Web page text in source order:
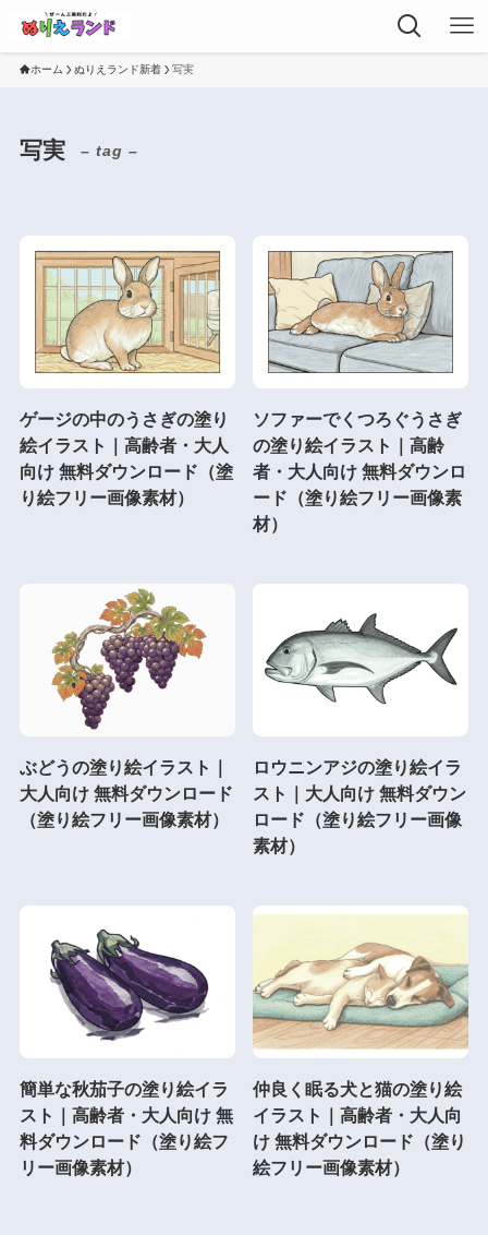
ホーム ぬりえランド新着 写実
写実 – tag –
ゲージの中のうさぎの塗り
絵イラスト｜高齢者・大人
向け 無料ダウンロード（塗
り絵フリー画像素材）
ソファーでくつろぐうさぎ
の塗り絵イラスト｜高齢
者・大人向け 無料ダウンロ
ード（塗り絵フリー画像素
材）
ぶどうの塗り絵イラスト｜
大人向け 無料ダウンロード
（塗り絵フリー画像素材）
ロウニンアジの塗り絵イラ
スト｜大人向け 無料ダウン
ロード（塗り絵フリー画像
素材）
簡単な秋茄子の塗り絵イラ
スト｜高齢者・大人向け 無
料ダウンロード（塗り絵フ
リー画像素材）
仲良く眠る犬と猫の塗り絵
イラスト｜高齢者・大人向
け 無料ダウンロード（塗り
絵フリー画像素材）